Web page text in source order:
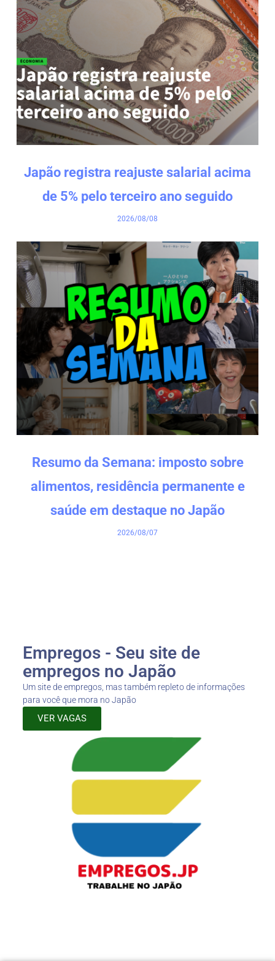
Japão registra reajuste salarial acima
de 5% pelo terceiro ano seguido
2026/08/08
Resumo da Semana: imposto sobre
alimentos, residência permanente e
saúde em destaque no Japão
2026/08/07
Empregos - Seu site de
empregos no Japão
Um site de empregos, mas também repleto de informações
para você que mora no Japão
VER VAGAS